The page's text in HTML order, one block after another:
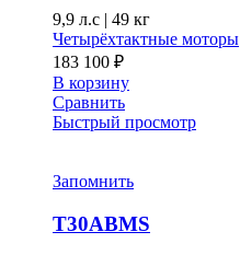
9,9 л.с | 49 кг
Четырёхтактные моторы
183 100 ₽
В корзину
Сравнить
Быстрый просмотр
Запомнить
T30ABMS